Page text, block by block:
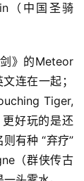
（中国圣骑
》的Meteor
连在一起；
Tiger,
好玩的是还
有种 “弃疗”
（群侠传古